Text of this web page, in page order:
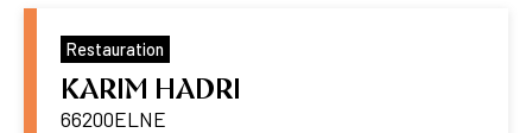
Restauration
KARIM HADRI
66200ELNE